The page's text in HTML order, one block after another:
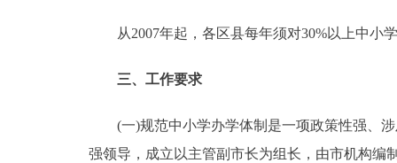
从2007年起，各区县每年须对30%以上中小
三、工作要求
(一)规范中小学办学体制是一项政策性强、涉
强领导，成立以主管副市长为组长，由市机构编